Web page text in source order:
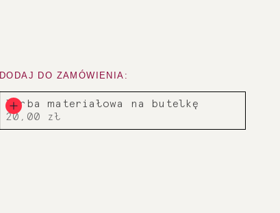
DODAJ DO ZAMÓWIENIA:
Torba materiałowa na butelkę
20,00 zł